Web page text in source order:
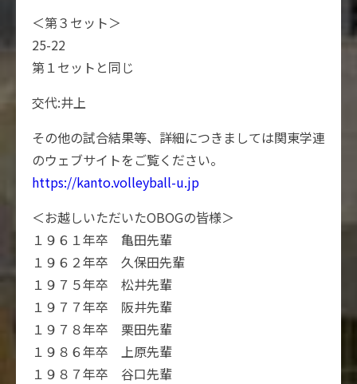
＜第３セット＞
25-22
第１セットと同じ
交代:井上
その他の試合結果等、詳細につきましては関東学連
のウェブサイトをご覧ください。
https://kanto.volleyball-u.jp
＜お越しいただいたOBOGの皆様＞
１９６１年卒 亀田先輩
１９６２年卒 久保田先輩
１９７５年卒 松井先輩
１９７７年卒 阪井先輩
１９７８年卒 栗田先輩
１９８６年卒 上原先輩
１９８７年卒 谷口先輩